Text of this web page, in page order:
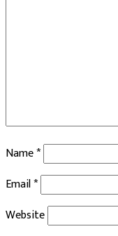
Name*
Email*
Website